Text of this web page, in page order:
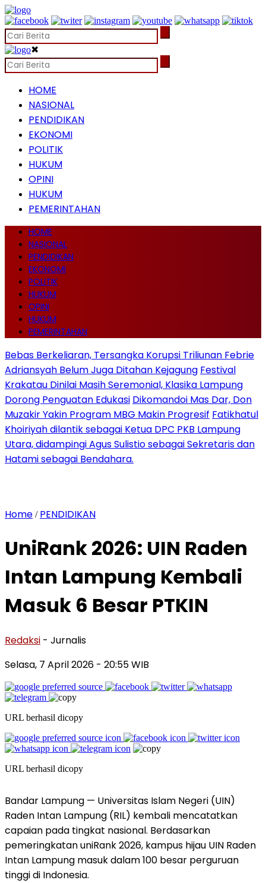
✖
HOME
NASIONAL
PENDIDIKAN
EKONOMI
POLITIK
HUKUM
OPINI
HUKUM
PEMERINTAHAN
HOME
NASIONAL
PENDIDIKAN
EKONOMI
POLITIK
HUKUM
OPINI
HUKUM
PEMERINTAHAN
Bebas Berkeliaran, Tersangka Korupsi Triliunan Febrie
Adriansyah Belum Juga Ditahan Kejagung Festival
Krakatau Dinilai Masih Seremonial, Klasika Lampung
Dorong Penguatan Edukasi Dikomandoi Mas Dar, Don
Muzakir Yakin Program MBG Makin Progresif Fatikhatul
Khoiriyah dilantik sebagai Ketua DPC PKB Lampung
Utara, didampingi Agus Sulistio sebagai Sekretaris dan
Hatami sebagai Bendahara.
Home / PENDIDIKAN
UniRank 2026: UIN Raden
Intan Lampung Kembali
Masuk 6 Besar PTKIN
Redaksi - Jurnalis
Selasa, 7 April 2026 - 20:55 WIB
URL berhasil dicopy
URL berhasil dicopy
Bandar Lampung — Universitas Islam Negeri (UIN)
Raden Intan Lampung (RIL) kembali mencatatkan
capaian pada tingkat nasional. Berdasarkan
pemeringkatan uniRank 2026, kampus hijau UIN Raden
Intan Lampung masuk dalam 100 besar perguruan
tinggi di Indonesia.